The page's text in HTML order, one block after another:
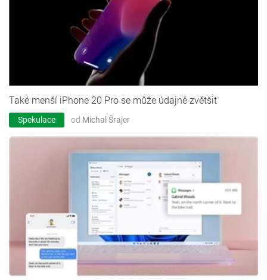
Také menší iPhone 20 Pro se může údajně zvětšit
Spekulace od Michal Šrajer